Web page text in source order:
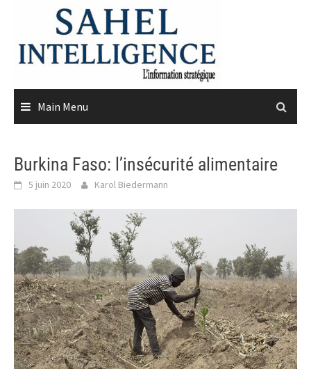
content
Main Menu
Burkina Faso: l’insécurité alimentaire
5 juin 2020 Karol Biedermann